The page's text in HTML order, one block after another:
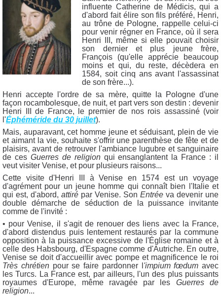
influente Catherine de Médicis, qui a
d'abord fait élire son fils préféré, Henri,
au trône de Pologne, rappelle celui-ci
pour venir régner en France, où il sera
Henri III, même si elle pouvait choisir
son dernier et plus jeune frère,
François (qu'elle apprécie beaucoup
moins et qui, du reste, décèdera en
1584, soit cinq ans avant l'assassinat
de son frère...).
Henri accepte l'ordre de sa mère, quitte la Pologne d'une
façon rocambolesque, de nuit, et part vers son destin : devenir
Henri III de France, le premier de nos rois assassiné (voir
l'Éphéméride du 30 juillet).
Mais, auparavant, cet homme jeune et séduisant, plein de vie
et aimant la vie, souhaite s'offrir une parenthèse de fête et de
plaisirs, avant de retrouver l'ambiance lugubre et sanguinaire
de ces Guerres de religionqui ensanglantent la France : il
veut visiter Venise, et pour plusieurs raisons...
Cette visite d'Henri III à Venise en 1574 est un voyage
d'agrément pour un jeune homme qui connaît bien l'Italie et
qui est, d'abord, attiré par Venise. Son Entrée va devenir une
double démarche de séduction de la puissance invitante
comme de l'invité :
• pour Venise, il s'agit de renouer des liens avec la France,
d'abord distendus puis lentement restaurés par la commune
opposition à la puissance excessive de l'Église romaine et à
celle des Habsbourg, d'Espagne comme d'Autriche. En outre,
Venise se doit d'accueillir avec pompe et magnificence le roi
Très chrétienpour se faire pardonner l 'impium fœdum avec
les Turcs. La France est, par ailleurs, l'un des plus puissants
royaumes d'Europe, même ravagée par les Guerres de
religion...